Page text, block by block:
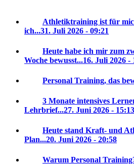
Athletiktraining ist für
ich...31. Juli 2026 - 09:21
Heute habe ich mir zum
Woche bewusst...16. Juli 2026 -
Personal Training, das
3 Monate intensives
Lehrbrief...27. Juni 2026 - 15:13
Heute stand Kraft- und
Plan...20. Juni 2026 - 20:58
Warum Personal